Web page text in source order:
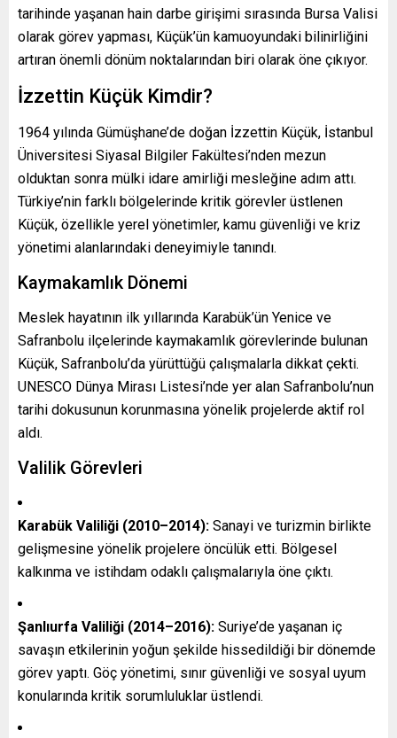
tarihinde yaşanan hain darbe girişimi sırasında Bursa Valisi
olarak görev yapması, Küçük’ün kamuoyundaki bilinirliğini
artıran önemli dönüm noktalarından biri olarak öne çıkıyor.
İzzettin Küçük Kimdir?
1964 yılında Gümüşhane’de doğan İzzettin Küçük, İstanbul
Üniversitesi Siyasal Bilgiler Fakültesi’nden mezun
olduktan sonra mülki idare amirliği mesleğine adım attı.
Türkiye’nin farklı bölgelerinde kritik görevler üstlenen
Küçük, özellikle yerel yönetimler, kamu güvenliği ve kriz
yönetimi alanlarındaki deneyimiyle tanındı.
Kaymakamlık Dönemi
Meslek hayatının ilk yıllarında Karabük’ün Yenice ve
Safranbolu ilçelerinde kaymakamlık görevlerinde bulunan
Küçük, Safranbolu’da yürüttüğü çalışmalarla dikkat çekti.
UNESCO Dünya Mirası Listesi’nde yer alan Safranbolu’nun
tarihi dokusunun korunmasına yönelik projelerde aktif rol
aldı.
Valilik Görevleri
Karabük Valiliği (2010–2014): Sanayi ve turizmin birlikte
gelişmesine yönelik projelere öncülük etti. Bölgesel
kalkınma ve istihdam odaklı çalışmalarıyla öne çıktı.
Şanlıurfa Valiliği (2014–2016): Suriye’de yaşanan iç
savaşın etkilerinin yoğun şekilde hissedildiği bir dönemde
görev yaptı. Göç yönetimi, sınır güvenliği ve sosyal uyum
konularında kritik sorumluluklar üstlendi.